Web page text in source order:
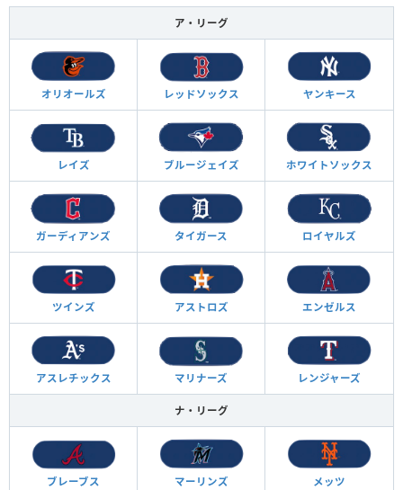
ア・リーグ
オリオールズ レッドソックス ヤンキース
レイズ ブルージェイズ ホワイトソックス
ガーディアンズ タイガース ロイヤルズ
ツインズ アストロズ エンゼルス
アスレチックス マリナーズ レンジャーズ
ナ・リーグ
ブレーブス マーリンズ メッツ